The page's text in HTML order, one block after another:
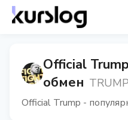
Official
обмен TRUMP
Official Trump -